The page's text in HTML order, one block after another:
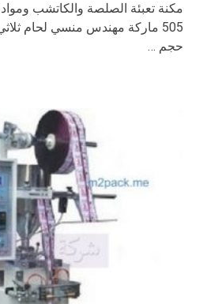
مكنة تعبئة الصلصة والكاتشب
505 ماركة مهندس منسي لحام
حجم …